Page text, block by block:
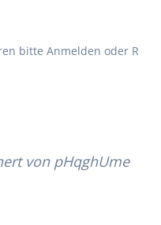
bitte Anmelden oder R
von pHqghUme